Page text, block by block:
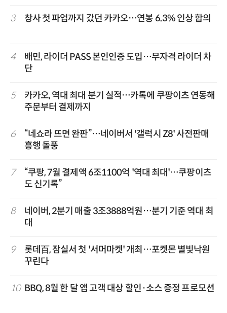
3 창사 첫 파업까지 갔던 카카오…연봉 6.3% 인상 합의
4
배민, 라이더 PASS 본인인증 도입…무자격 라이더 차
단
5
카카오, 역대 최대 분기 실적…카톡에 쿠팡이츠 연동해
주문부터 결제까지
6
“네쇼라 뜨면 완판”…네이버서 '갤럭시 Z8' 사전판매
흥행 돌풍
7
“쿠팡, 7월 결제액 6조1100억 '역대 최대'…쿠팡이츠
도 신기록”
8
네이버, 2분기 매출 3조3888억원…분기 기준 역대 최
대
9
롯데百, 잠실서 첫 '서머마켓' 개최…포켓몬 별빛낙원
꾸린다
10 BBQ, 8월 한 달 앱 고객 대상 할인·소스 증정 프로모션